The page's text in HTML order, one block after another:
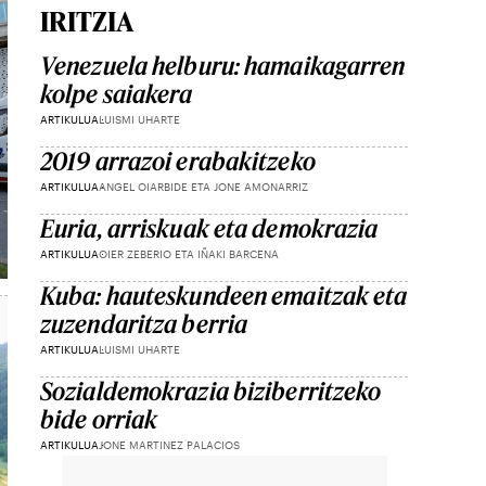
IRITZIA
Venezuela helburu: hamaikagarren
kolpe saiakera
ARTIKULUALUISMI UHARTE
2019 arrazoi erabakitzeko
ARTIKULUAANGEL OIARBIDE ETA JONE AMONARRIZ
Euria, arriskuak eta demokrazia
ARTIKULUAOIER ZEBERIO ETA IÑAKI BARCENA
Kuba: hauteskundeen emaitzak eta
zuzendaritza berria
ARTIKULUALUISMI UHARTE
Sozialdemokrazia biziberritzeko
bide orriak
ARTIKULUA JONE MARTINEZ PALACIOS